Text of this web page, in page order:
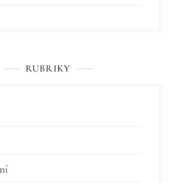
RUBRIKY